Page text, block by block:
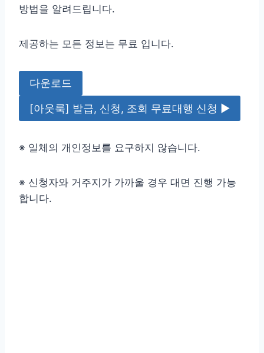
방법을 알려드립니다.
제공하는 모든 정보는 무료 입니다.
다운로드
[아웃룩] 발급, 신청, 조회 무료대행 신청 ▶
※ 일체의 개인정보를 요구하지 않습니다.
※ 신청자와 거주지가 가까울 경우 대면 진행 가능
합니다.